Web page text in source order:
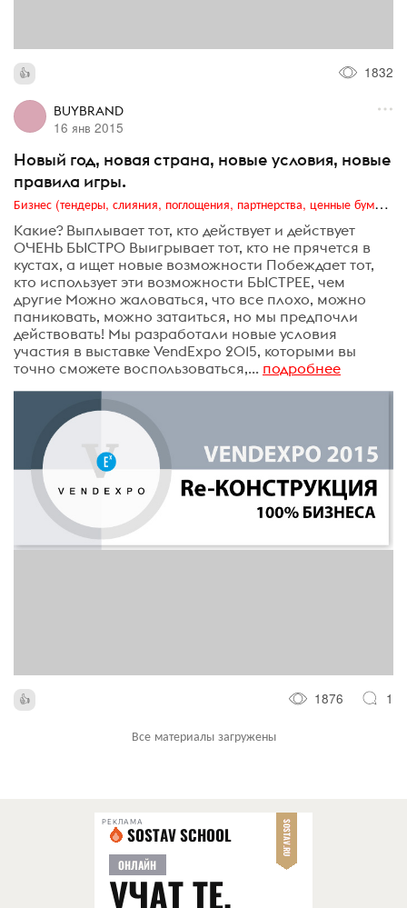
1832
BUYBRAND
16 янв 2015
Новый год, новая страна, новые условия, новые
правила игры.
Бизнес (тендеры, слияния, поглощения, партнерства, ценные бумаги, акционеры, финансы и отчетность)
Какие? Выплывает тот, кто действует и действует
ОЧЕНЬ БЫСТРО Выигрывает тот, кто не прячется в
кустах, а ищет новые возможности Побеждает тот,
кто использует эти возможности БЫСТРЕЕ, чем
другие Можно жаловаться, что все плохо, можно
паниковать, можно затаиться, но мы предпочли
действовать! Мы разработали новые условия
участия в выставке VendExpo 2015, которыми вы
точно сможете воспользоваться,... подробнее
1876 1
Все материалы загружены
РЕКЛАМА